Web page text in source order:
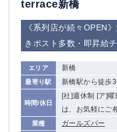
terrace新橋
《系列店が続々OPEN
きポスト多数・即昇給
エリア 新橋
最寄り駅 新橋駅から徒歩
時間/休日
[社]週休制 [ア]
は、お気軽にご
業種 ガールズバー
蒲田
①六本木 ②西麻布
赤羽
蒲田東口
立川（南口）
中野
府中